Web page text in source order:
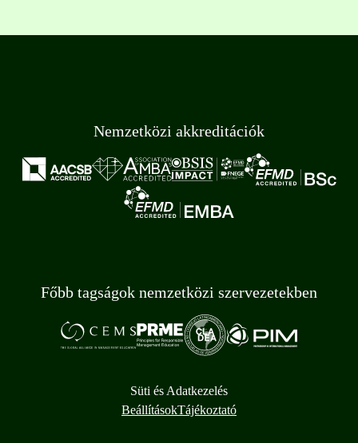
Nemzetközi akkreditációk
Főbb tagságok nemzetközi szervezetekben
Süti és Adatkezelés
BeállításokTájékoztató